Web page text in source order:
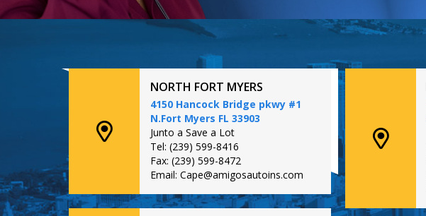
NORTH FORT MYERS
4150 Hancock Bridge pkwy #1
N.Fort Myers FL 33903
Junto a Save a Lot
Tel: (239) 599-8416
Fax: (239) 599-8472
Email: Cape@amigosautoins.com